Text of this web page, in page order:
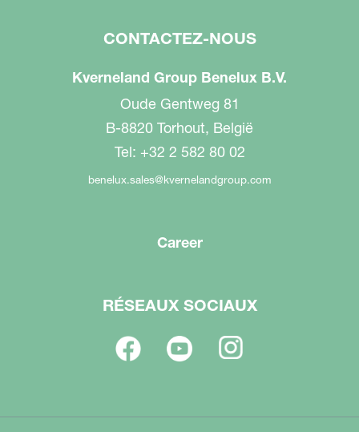
CONTACTEZ-NOUS
Kverneland Group Benelux B.V.
Oude Gentweg 81
B-8820 Torhout, België
Tel: +32 2 582 80 02
benelux.sales@kvernelandgroup.com
Career
RÉSEAUX SOCIAUX